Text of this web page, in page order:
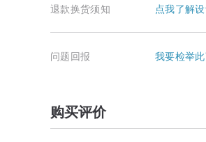
退款换货须知 点我了解
问题回报 我要检举
购买评价